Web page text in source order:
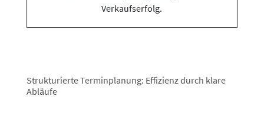
Strukturierte Terminplanung: Effizienz durch klare
Abläufe